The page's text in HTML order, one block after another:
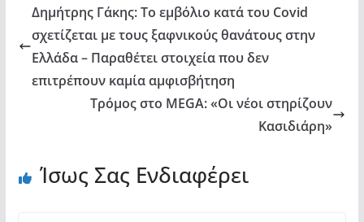
Δημήτρης Γάκης: Το εμβόλιο κατά του Covid
σχετίζεται με τους ξαφνικούς θανάτους στην
Ελλάδα – Παραθέτει στοιχεία που δεν
επιτρέπουν καμία αμφισβήτηση
Τρόμος στο MEGA: «Οι νέοι στηρίζουν
Κασιδιάρη»
Ίσως Σας Ενδιαφέρει